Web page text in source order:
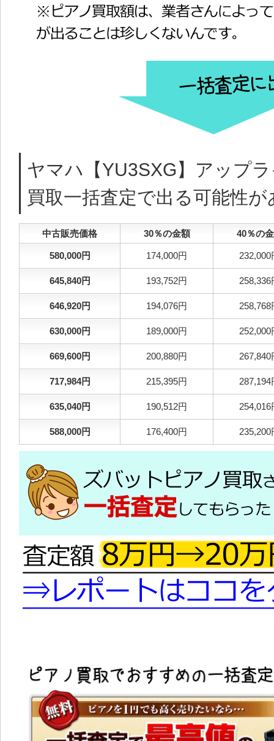
ヤマハ【YU3SXG】アップ
買取一括査定で出る可能性が
中古販売価格 30％の金額 40％の
580,000円 174,000円 232,000
645,840円 193,752円 258,336
646,920円 194,076円 258,768
630,000円 189,000円 252,000
669,600円 200,880円 267,840
717,984円 215,395円 287,194
635,040円 190,512円 254,016
588,000円 176,400円 235,200